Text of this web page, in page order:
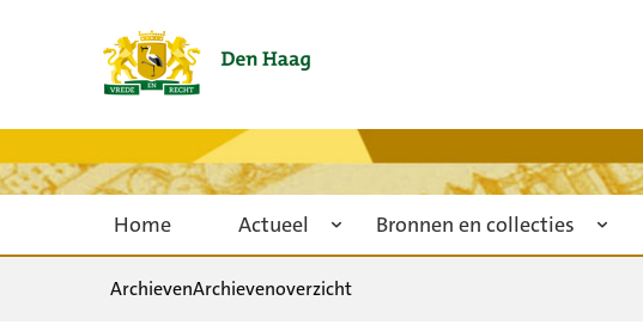
Home Actueel Bronnen en collecties
ArchievenArchievenoverzicht